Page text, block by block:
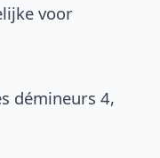
voor
démineurs 4,